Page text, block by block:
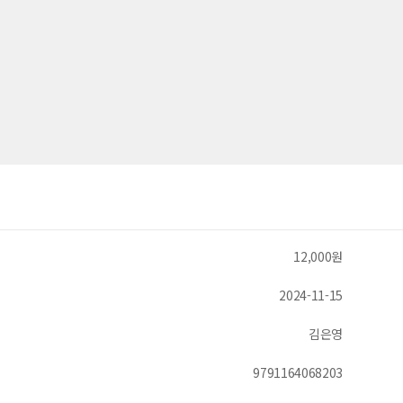
12,000원
2024-11-15
김은영
9791164068203